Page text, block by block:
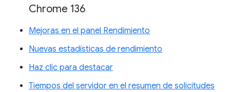
Chrome 136
Mejoras en el panel Rendimiento
Nuevas estadísticas de rendimiento
Haz clic para destacar
Tiempos del servidor en el resumen de solicitudes